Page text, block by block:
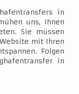
in
uns, Ihnen
Sie müssen
mit Ihren
Folgen
in